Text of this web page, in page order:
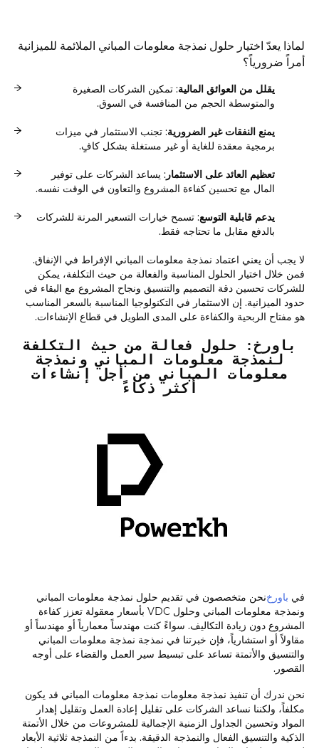
لماذا يعدّ اختيار حلول نمذجة معلومات المباني الملائمة للميزانية
أمراً ضرورياً؟
يقلل من العوائق المالية: تمكين الشركات الصغيرة
والمتوسطة الحجم من المنافسة في السوق.
يمنع النفقات غير الضرورية: تجنب الاستثمار في ميزات
برمجية معقدة للغاية أو غير مستغلة بشكل كافٍ.
تعظيم العائد على الاستثمار : يساعد الشركات على توفير
المال مع تحسين كفاءة المشروع والتعاون في الوقت نفسه.
يدعم قابلية التوسع: تسمح خيارات التسعير المرنة للشركات
بالدفع مقابل ما تحتاجه فقط.
لا يجب أن يعني اعتماد نمذجة معلومات المباني الإفراط في الإنفاق.
فمن خلال اختيار الحلول المناسبة والفعالة من حيث التكلفة، يمكن
للشركات تحسين دقة التصميم والتنسيق ونجاح المشروع مع البقاء في
حدود الميزانية. إن الاستثمار في التكنولوجيا المناسبة بالسعر المناسب
هو مفتاح الربحية والكفاءة على المدى الطويل في قطاع الإنشاءات.
باورخ: حلول فعالة من حيث التكلفة
لنمذجة معلومات المباني ونمذجة
معلومات المباني من أجل إنشاءات
أكثر ذكاءً
في باورخنحن متخصصون في تقديم حلول نمذجة معلومات المباني
ونمذجة معلومات المباني وحلول VDC بأسعار معقولة تعزز كفاءة
المشروع دون زيادة التكاليف. سواءً كنت مهندساً معمارياً أو مهندساً أو
مقاولاً أو استشارياً، فإن خبرتنا في نمذجة نمذجة معلومات المباني
والتنسيق والأتمتة تساعد على تبسيط سير العمل والقضاء على أوجه
القصور.
نحن ندرك أن تنفيذ نمذجة معلومات نمذجة معلومات المباني قد يكون
مكلفاً، ولكننا نساعد الشركات على تقليل إعادة العمل وتقليل إهدار
المواد وتحسين الجداول الزمنية الإجمالية للمشروعات من خلال الأتمتة
الذكية والتنسيق الفعال والنمذجة الدقيقة. بدءاً من النمذجة ثلاثية الأبعاد